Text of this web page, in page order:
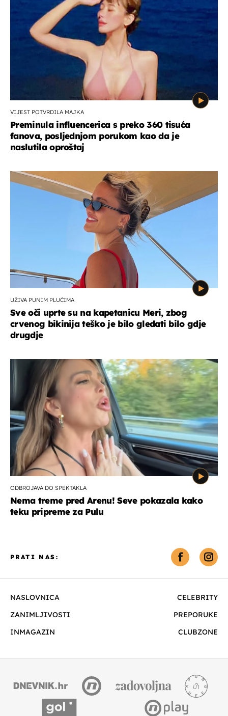
VIJEST POTVRDILA MAJKA
Preminula influencerica s preko 360 tisuća
fanova, posljednjom porukom kao da je
naslutila oproštaj
UŽIVA PUNIM PLUĆIMA
Sve oči uprte su na kapetanicu Meri, zbog
crvenog bikinija teško je bilo gledati bilo gdje
drugdje
ODBROJAVA DO SPEKTAKLA
Nema treme pred Arenu! Seve pokazala kako
teku pripreme za Pulu
NASLOVNICA
CELEBRITY
ZANIMLJIVOSTI
PREPORUKE
INMAGAZIN
CLUBZONE
PRATI NAS: